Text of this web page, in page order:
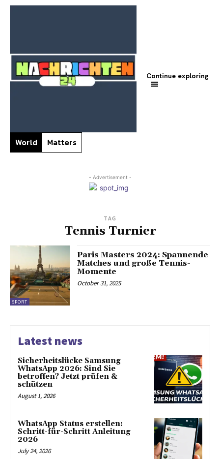
World Matters
Continue exploring
- Advertisement -
TAG
Tennis Turnier
SPORT
Paris Masters 2024: Spannende
Matches und große Tennis-
Momente
October 31, 2025
Latest news
Sicherheitslücke Samsung
WhatsApp 2026: Sind Sie
betroffen? Jetzt prüfen &
schützen
August 1, 2026
WhatsApp Status erstellen:
Schritt-für-Schritt Anleitung
2026
July 24, 2026